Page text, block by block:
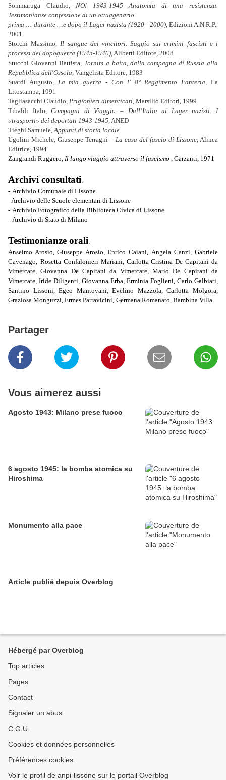
Sommaruga Claudio,NO! 1943-1945 Anatomia di una resistenza.
Testimonianze confessione di un ottuagenario
prima … durante …e dopo il Lager nazista (1920 - 2000), Edizioni A.N.R.P.,
2001
Storchi Massimo,Il sangue dei vincitori. Saggio sui crimini fascisti e i
processi del dopoguerra (1945-1946), Aliberti Editore, 2008
Stucchi Giovanni Battista, Tornim a baita, dalla campagna di Russia alla
Repubblica dell'Ossola, Vangelista Editore, 1983
Suardi Augusto, La mia guerra - Con l' 8° Reggimento Fanteria, La
Litostampa, 1991
Tagliasacchi Claudio, Prigionieri dimenticati, Marsilio Editori, 1999
Tibaldi Italo,Compagni di Viaggio – Dall’Italia ai Lager nazisti. I
«trasporti» dei deportati 1943-1945, ANED
Tieghi Samuele,Appunti di storia locale
Ugolini Michele, Giuseppe Terragni – La casa del fascio di Lissone, Alinea
Editrice, 1994
Zangrandi Ruggero, Il lungo viaggio attraverso il fascismo , Garzanti, 1971
Archivi consultati:
- Archivio Comunale di Lissone
- Archivio delle Scuole elementari di Lissone
- Archivio Fotografico della Biblioteca Civica di Lissone
- Archivio di Stato di Milano
Testimonianze orali:
Anselmo Arosio, Giuseppe Arosio, Enrico Caiani, Angela Canzi, Gabriele
Cavenago, Rosetta Confalonieri Mariani, Carlotta Cristina De Capitani da
Vimercate, Giovanna De Capitani da Vimercate, Mario De Capitani da
Vimercate, Iride Diligenti, Giovanna Erba, Erminia Foglieni, Carlo Galbiati,
Santino Lissoni, Egeo Mantovani, Evelino Mazzola, Carlotta Molgora,
Graziosa Monguzzi, Ermes Parravicini, Germana Romanato, Bambina Villa.
Partager
Vous aimerez aussi
Agosto 1943: Milano prese fuoco
6 agosto 1945: la bomba atomica su
Hiroshima
Monumento alla pace
Article publié depuis Overblog
Hébergé par Overblog
Top articles
Pages
Contact
Signaler un abus
C.G.U.
Cookies et données personnelles
Préférences cookies
Voir le profil de anpi-lissone sur le portail Overblog